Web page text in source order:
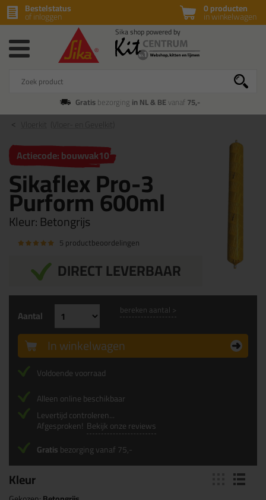
0 producten
in winkelwagen
Bestelstatus
of inloggen
Gratisbezorging in NL & BEvanaf75,-
Actiecode: bouwvak10
Sikaflex Pro-3
Purform 600ml
Kleur:Betongrijs
5 productbeoordelingen
DIRECT LEVERBAAR
Kleur
Aantal bereken aantal >
In winkelwagen
Voldoende voorraad
Alleen online beschikbaar
Levertijd controleren...
Afgesproken! Bekijk onze reviews
Gratisbezorging vanaf 75,-